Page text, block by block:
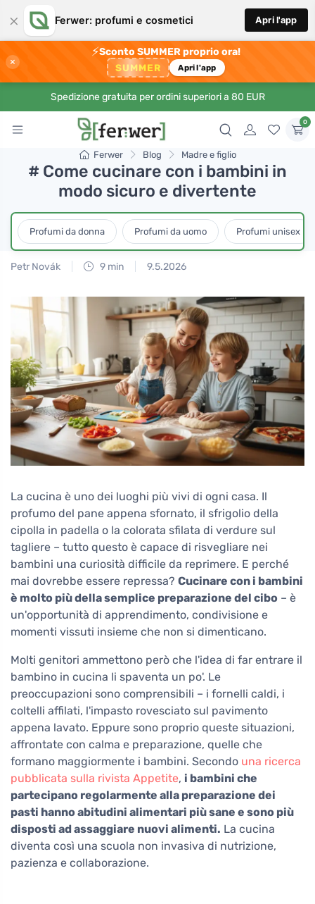
× Ferwer: profumi e cosmetici Apri l'app
×
⚡Sconto SUMMER proprio ora!
SUMMER Apri l'app
Spedizione gratuita per ordini superiori a 80 EUR
0
Ferwer Blog Madre e figlio
# Come cucinare con i bambini in
modo sicuro e divertente
Profumi da donna Profumi da uomo Profumi unisex
Petr Novák 9 min 9.5.2026
La cucina è uno dei luoghi più vivi di ogni casa. Il
profumo del pane appena sfornato, il sfrigolio della
cipolla in padella o la colorata sfilata di verdure sul
tagliere – tutto questo è capace di risvegliare nei
bambini una curiosità difficile da reprimere. E perché
mai dovrebbe essere repressa? Cucinare con i bambini
è molto più della semplice preparazione del cibo – è
un'opportunità di apprendimento, condivisione e
momenti vissuti insieme che non si dimenticano.
Molti genitori ammettono però che l'idea di far entrare il
bambino in cucina li spaventa un po'. Le
preoccupazioni sono comprensibili – i fornelli caldi, i
coltelli affilati, l'impasto rovesciato sul pavimento
appena lavato. Eppure sono proprio queste situazioni,
affrontate con calma e preparazione, quelle che
formano maggiormente i bambini. Secondo una ricerca
pubblicata sulla rivista Appetite, i bambini che
partecipano regolarmente alla preparazione dei
pasti hanno abitudini alimentari più sane e sono più
disposti ad assaggiare nuovi alimenti. La cucina
diventa così una scuola non invasiva di nutrizione,
pazienza e collaborazione.